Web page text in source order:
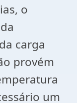
o
carga
provém
um